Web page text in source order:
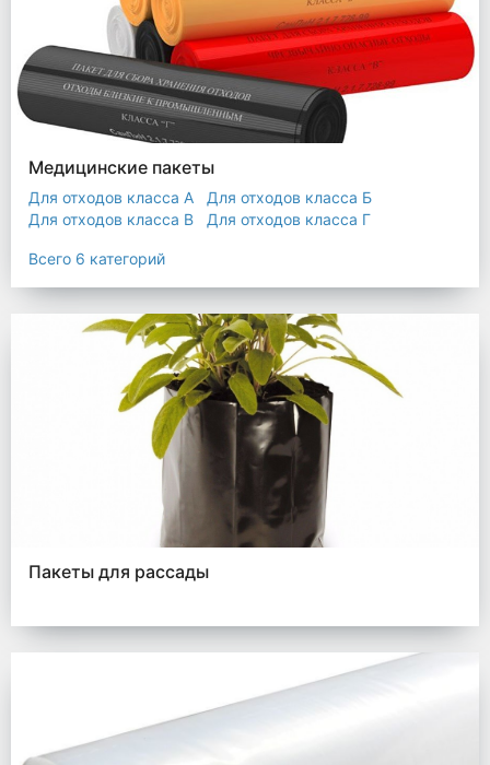
Медицинские пакеты
Для отходов класса А
Для отходов класса Б
Для отходов класса В
Для отходов класса Г
Пакеты термостойкие для утилизатора
Всего 6 категорий
Пакеты для рассады